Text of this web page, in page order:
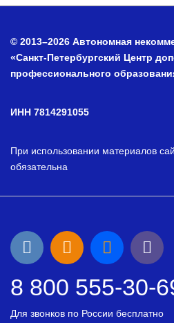
© 2013–2026 Автономная
«Санкт-Петербургский Центр
профессионального
ИНН 7814291055
При использовании материалов
обязательна
8 800 555-30-
Для звонков по России бесплатно